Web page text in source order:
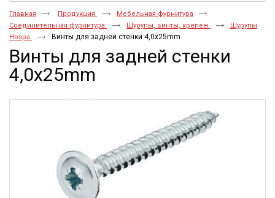
Главная Продукция
Мебельная фурнитура
Соединительная фурнитура
Шурупы, винты, крепеж
Шурупы
Hospa
Винты для задней стенки 4,0x25mm
Винты для задней стенки
4,0x25mm